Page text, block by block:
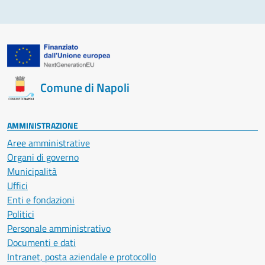
Comune di Napoli
AMMINISTRAZIONE
Aree amministrative
Organi di governo
Municipalità
Uffici
Enti e fondazioni
Politici
Personale amministrativo
Documenti e dati
Intranet, posta aziendale e protocollo